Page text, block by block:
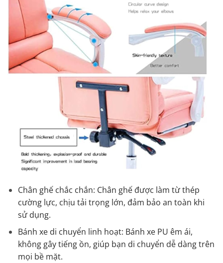
Chân ghế chắc chắn: Chân ghế được làm từ thép
cường lực, chịu tải trọng lớn, đảm bảo an toàn khi
sử dụng.
Bánh xe di chuyển linh hoạt: Bánh xe PU êm ái,
không gây tiếng ồn, giúp bạn di chuyển dễ dàng trên
mọi bề mặt.